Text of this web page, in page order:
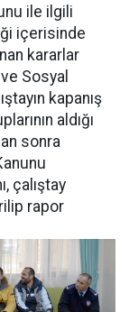
ile ilgili
içerisinde
kararlar
Sosyal
kapanış
aldığı
sonra
çalıştay
rapor